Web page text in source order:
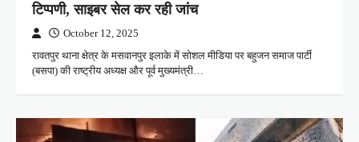
टिप्पणी, साइबर सेल कर रही जांच
October 12, 2025
रावतपुर थाना क्षेत्र के मसवानपुर इलाके में सोशल मीडिया पर बहुजन समाज पार्टी
(बसपा) की राष्ट्रीय अध्यक्ष और पूर्व मुख्यमंत्री…